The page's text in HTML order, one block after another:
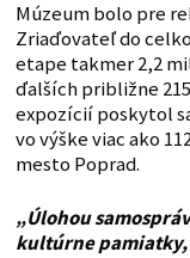
Múzeum bolo pre
Zriaďovateľ do
etape takmer 2,2
ďalších približne
expozícií poskytol
vo výške viac ako
mesto Poprad.
„Úlohou
kultúrne pamiatky,